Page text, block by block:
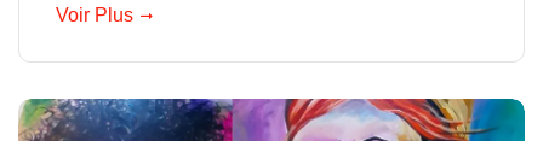
Voir Plus